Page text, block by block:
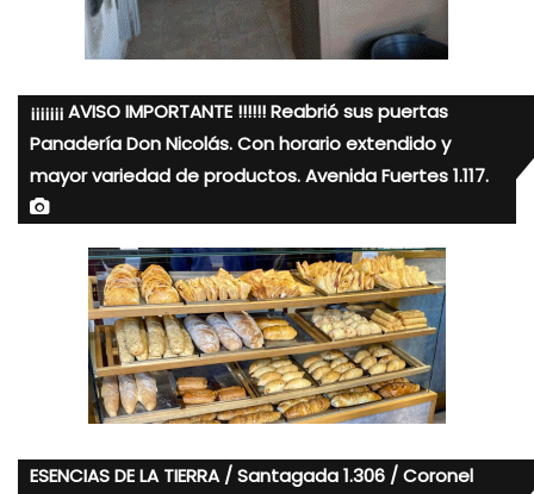
¡¡¡¡¡¡¡ AVISO IMPORTANTE !!!!!! Reabrió sus puertas
Panadería Don Nicolás. Con horario extendido y
mayor variedad de productos. Avenida Fuertes 1.117.
ESENCIAS DE LA TIERRA / Santagada 1.306 / Coronel